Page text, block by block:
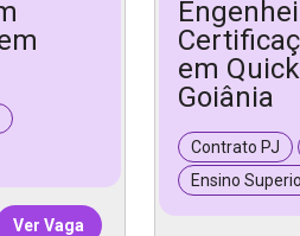
Ver Vaga
em
Goiânia
Contrato PJ
Ensino